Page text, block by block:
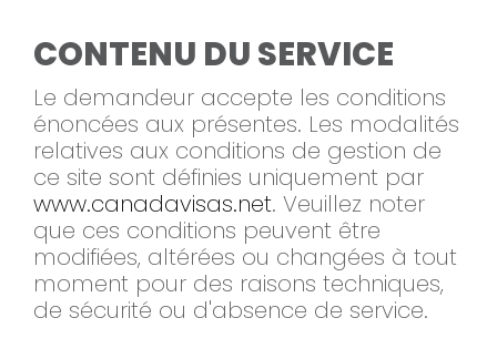
CONTENU DU SERVICE
Le demandeur accepte les conditions
énoncées aux présentes. Les modalités
relatives aux conditions de gestion de
ce site sont définies uniquement par
www.canadavisas.net. Veuillez noter
que ces conditions peuvent être
modifiées, altérées ou changées à tout
moment pour des raisons techniques,
de sécurité ou d'absence de service.